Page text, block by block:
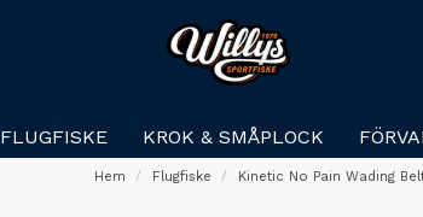
FLUGFISKE KROK & SMÅPLOCK
Hem Flugfiske Kinetic No Pain Wading